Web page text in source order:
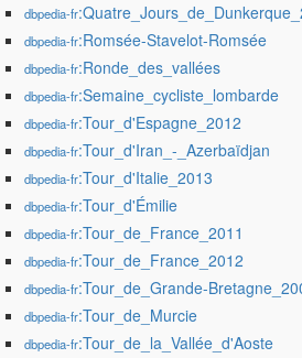
dbpedia-fr
dbpedia-fr:Romsée-Stavelot-Romsée
dbpedia-fr:Ronde_des_vallées
dbpedia-fr:Semaine_cycliste_lombarde
dbpedia-fr:Tour_d'Espagne_2012
dbpedia-fr:Tour_d'Iran_-_Azerbaïdjan
dbpedia-fr:Tour_d'Italie_2013
dbpedia-fr:Tour_d'Émilie
dbpedia-fr:Tour_de_France_2011
dbpedia-fr:Tour_de_France_2012
dbpedia-fr:Tour_de_Grande-
dbpedia-fr:Tour_de_Murcie
dbpedia-fr:Tour_de_la_Vallée_d'Aoste